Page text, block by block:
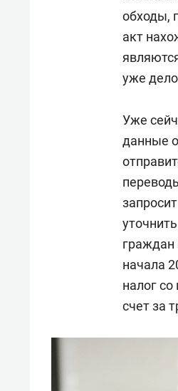
обходы,
акт
уже
Уже
данные
граждан
начала
налог
счет за